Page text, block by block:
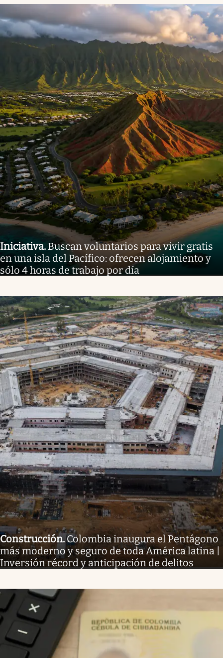
Iniciativa. Buscan voluntarios para vivir gratis
en una isla del Pacífico: ofrecen alojamiento y
sólo 4 horas de trabajo por día
Construcción.Colombia inaugura el Pentágono
más moderno y seguro de toda América latina |
Inversión récord y anticipación de delitos